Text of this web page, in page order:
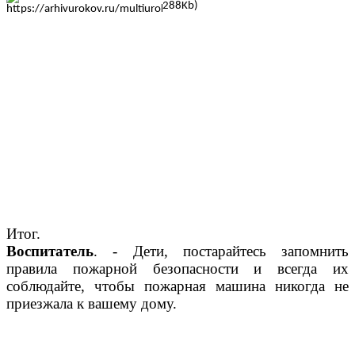
Итог.
Воспитатель. - Дети, постарайтесь запомнить
правила пожарной безопасности и всегда их
соблюдайте, чтобы пожарная машина никогда не
приезжала к вашему дому.